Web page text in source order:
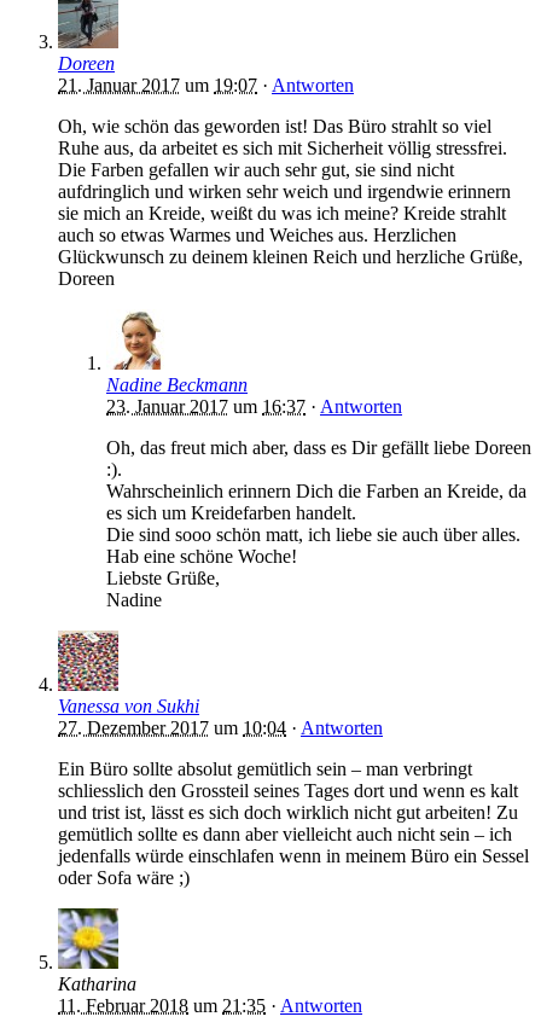
Doreen
21. Januar 2017 um 19:07 · Antworten
Oh, wie schön das geworden ist! Das Büro strahlt so viel
Ruhe aus, da arbeitet es sich mit Sicherheit völlig stressfrei.
Die Farben gefallen wir auch sehr gut, sie sind nicht
aufdringlich und wirken sehr weich und irgendwie erinnern
sie mich an Kreide, weißt du was ich meine? Kreide strahlt
auch so etwas Warmes und Weiches aus. Herzlichen
Glückwunsch zu deinem kleinen Reich und herzliche Grüße,
Doreen
Nadine Beckmann
23. Januar 2017 um 16:37 · Antworten
Oh, das freut mich aber, dass es Dir gefällt liebe Doreen
:).
Wahrscheinlich erinnern Dich die Farben an Kreide, da
es sich um Kreidefarben handelt.
Die sind sooo schön matt, ich liebe sie auch über alles.
Hab eine schöne Woche!
Liebste Grüße,
Nadine
Vanessa von Sukhi
27. Dezember 2017 um 10:04 · Antworten
Ein Büro sollte absolut gemütlich sein – man verbringt
schliesslich den Grossteil seines Tages dort und wenn es kalt
und trist ist, lässt es sich doch wirklich nicht gut arbeiten! Zu
gemütlich sollte es dann aber vielleicht auch nicht sein – ich
jedenfalls würde einschlafen wenn in meinem Büro ein Sessel
oder Sofa wäre ;)
Katharina
11. Februar 2018 um 21:35 · Antworten